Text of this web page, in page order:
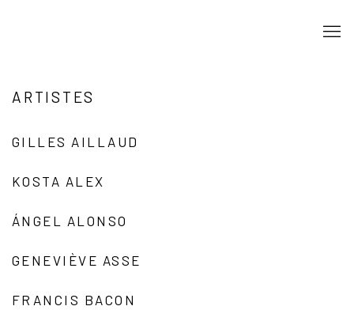
ARTISTES
GILLES AILLAUD
KOSTA ALEX
ÁNGEL ALONSO
GENEVIÈVE ASSE
FRANCIS BACON